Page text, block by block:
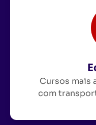
Cursos mais
com